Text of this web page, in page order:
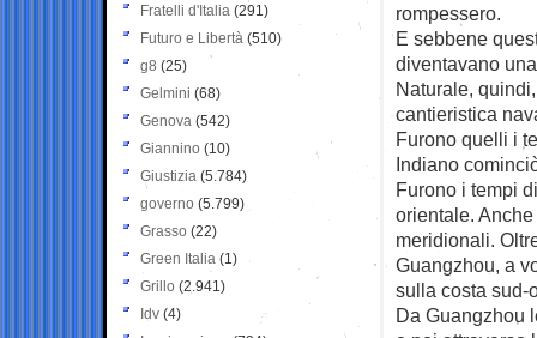
rompessero.
E sebbene
diventavano
Naturale,
cantieristica
Furono quelli i
Indiano
Furono i tempi
orientale.
meridionali.
Guangzhou, a
sulla costa sud-
Da Guangzhou
Fratelli d'Italia (291)
Futuro e Libertà (510)
g8 (25)
Gelmini (68)
Genova (542)
Giannino (10)
Giustizia (5.784)
governo (5.799)
Grasso (22)
Green Italia (1)
Grillo (2.941)
Idv (4)